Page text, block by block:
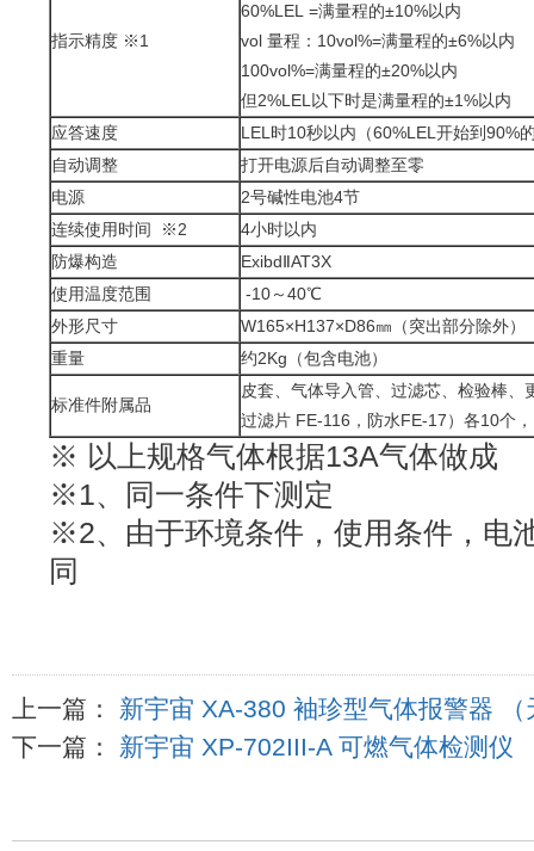
指示精度 ※1
60%LEL =满量程的±10%以内
vol 量程：10vol%=满量程的±6%以内
100vol%=满量程的±20%以内
但2%LEL以下时是满量程的±1%以内
应答速度
LEL时10秒以内（60%LEL开始到90%
自动调整
打开电源后自动调整至零
电源
2号碱性电池4节
连续使用时间 ※2
4小时以内
防爆构造
ExibdⅡAT3X
使用温度范围
-10～40℃
外形尺寸
W165×H137×D86㎜（突出部分除外）
重量
约2Kg（包含电池）
标准件附属品
皮套、气体导入管、过滤芯、检验棒、
过滤片 FE-116，防水FE-17）各10个
※ 以上规格气体根据13A气体做成
※1、同一条件下测定
※2、由于环境条件，使用条件，电
同
上一篇： 新宇宙 XA-380 袖珍型气体报警器 （
下一篇： 新宇宙 XP-702III-A 可燃气体检测仪